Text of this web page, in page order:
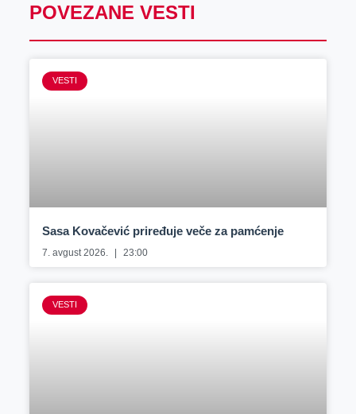
POVEZANE VESTI
VESTI
Sasa Kovačević priređuje veče za pamćenje
7. avgust 2026. 23:00
VESTI